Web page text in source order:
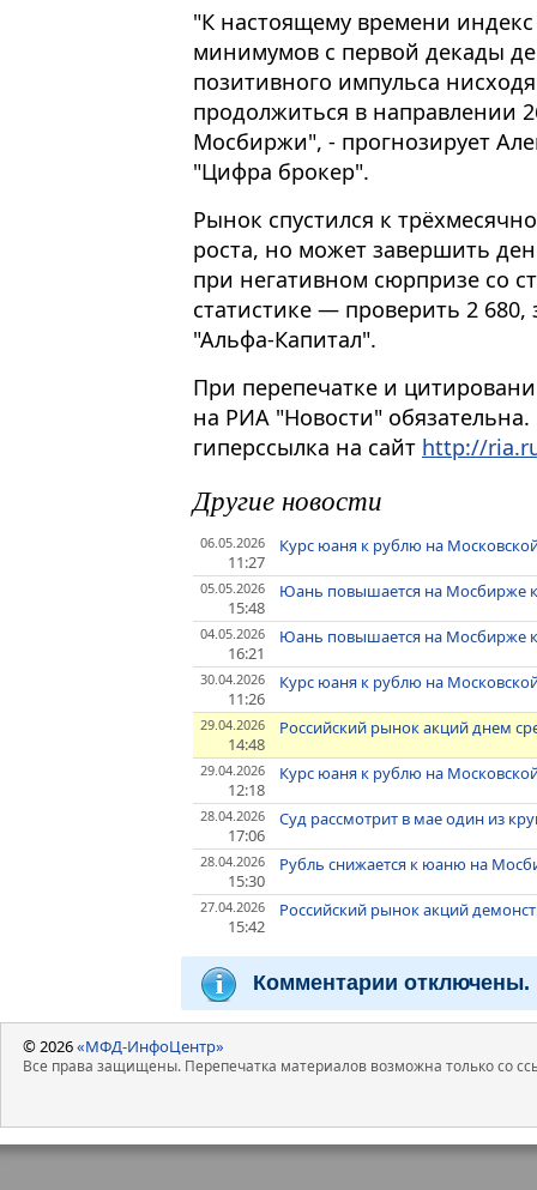
"К настоящему времени
минимумов с первой декады
позитивного импульса
продолжиться в направлении
Мосбиржи", - прогнозирует
"Цифра брокер".
Рынок спустился к
роста, но может завершить
при негативном сюрпризе со
статистике — проверить 2
"Альфа-Капитал".
При перепечатке и
на РИА "Новости"
гиперссылка на сайт http://
Другие новости
06.05.2026
11:27
Курс юаня к рублю на
05.05.2026
15:48
Юань повышается на Мосбирже
04.05.2026
16:21
Юань повышается на Мосбирже
30.04.2026
11:26
Курс юаня к рублю на
29.04.2026
14:48
Российский рынок акций днем
29.04.2026
12:18
Курс юаня к рублю на
28.04.2026
17:06
Суд рассмотрит в мае один из
28.04.2026
15:30
Рубль снижается к юаню на
27.04.2026
15:42
Российский рынок акций
Комментарии отключены.
© 2026«МФД-ИнфоЦентр»
Все права защищены. Перепечатка материалов возможна только со